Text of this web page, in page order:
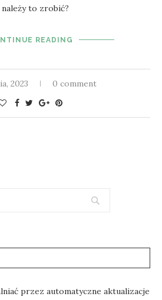
to zrobić?
READING
2023 0 comment
przez automatyczne aktualizacje